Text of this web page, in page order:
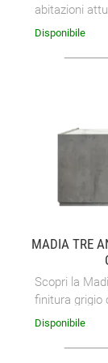
abitazioni
versatile che
Disponibile
MADIA TRE
Scopri la
finitura grigio
moderno!
Disponibile